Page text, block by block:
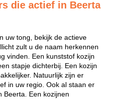
die actief in Beerta
uw tong, bekijk de actieve
zult u de naam herkennen
vinden. Een kunststof kozijn
stapje dichterbij. Een kozijn
Natuurlijk zijn er
in uw regio. Ook al staan er
Beerta. Een kozijnen